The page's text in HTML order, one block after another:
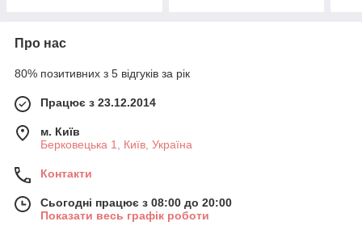
Про нас
80% позитивних з 5 відгуків за рік
Працює з 23.12.2014
м. Київ
Берковецька 1, Київ, Україна
Контакти
Сьогодні працює з 08:00 до 20:00
Показати весь графік роботи